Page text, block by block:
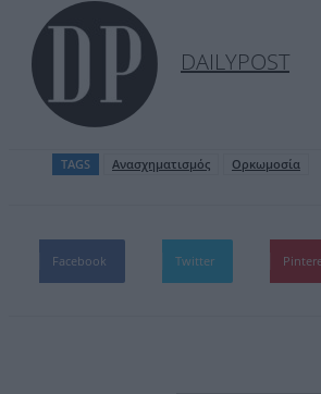
DAILYPOST
TAGS Ανασχηματισμός Ορκωμοσία
Facebook Twitter